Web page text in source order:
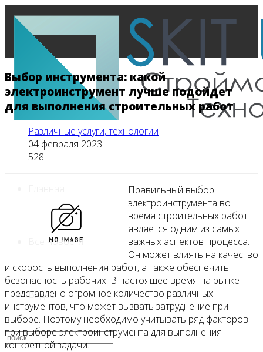
Все новости
Видео
Выбор инструмента: какой
электроинструмент лучше подойдет
для выполнения строительных работ
Различные услуги, технологии
04 февраля 2023
528
Правильный выбор
электроинструмента во
время строительных работ
является одним из самых
важных аспектов процесса.
Он может влиять на качество
и скорость выполнения работ, а также обеспечить
безопасность рабочих. В настоящее время на рынке
представлено огромное количество различных
инструментов, что может вызвать затруднение при
выборе. Поэтому необходимо учитывать ряд факторов
при выборе электроинструмента для выполнения
конкретной задачи.